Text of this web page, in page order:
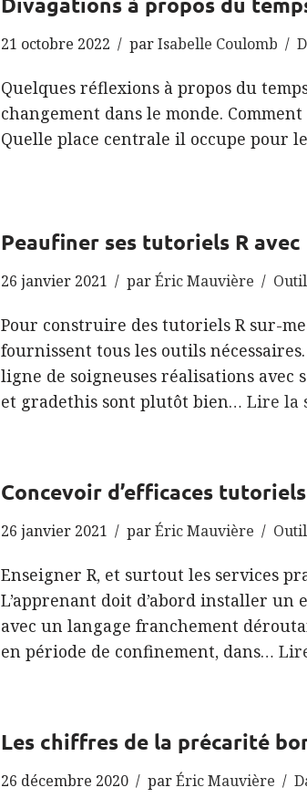
21 octobre 2022 parIsabelle Coulomb
Quelques réflexions à propos du
changement dans le monde.
Quelle place centrale il occupe pour
Peaufiner ses tutoriels R
26 janvier 2021 parÉric Mauvière
Pour construire des tutoriels R sur-
fournissent tous les outils
ligne de soigneuses réalisations avec
et gradethis sont plutôt bien… Lire la
Concevoir d’efficaces
26 janvier 2021 parÉric Mauvière
Enseigner R, et surtout les services
L’apprenant doit d’abord installer
avec un langage franchement
en période de confinement, dans…
Les chiffres de la précarité
26 décembre 2020 parÉric Mauvière